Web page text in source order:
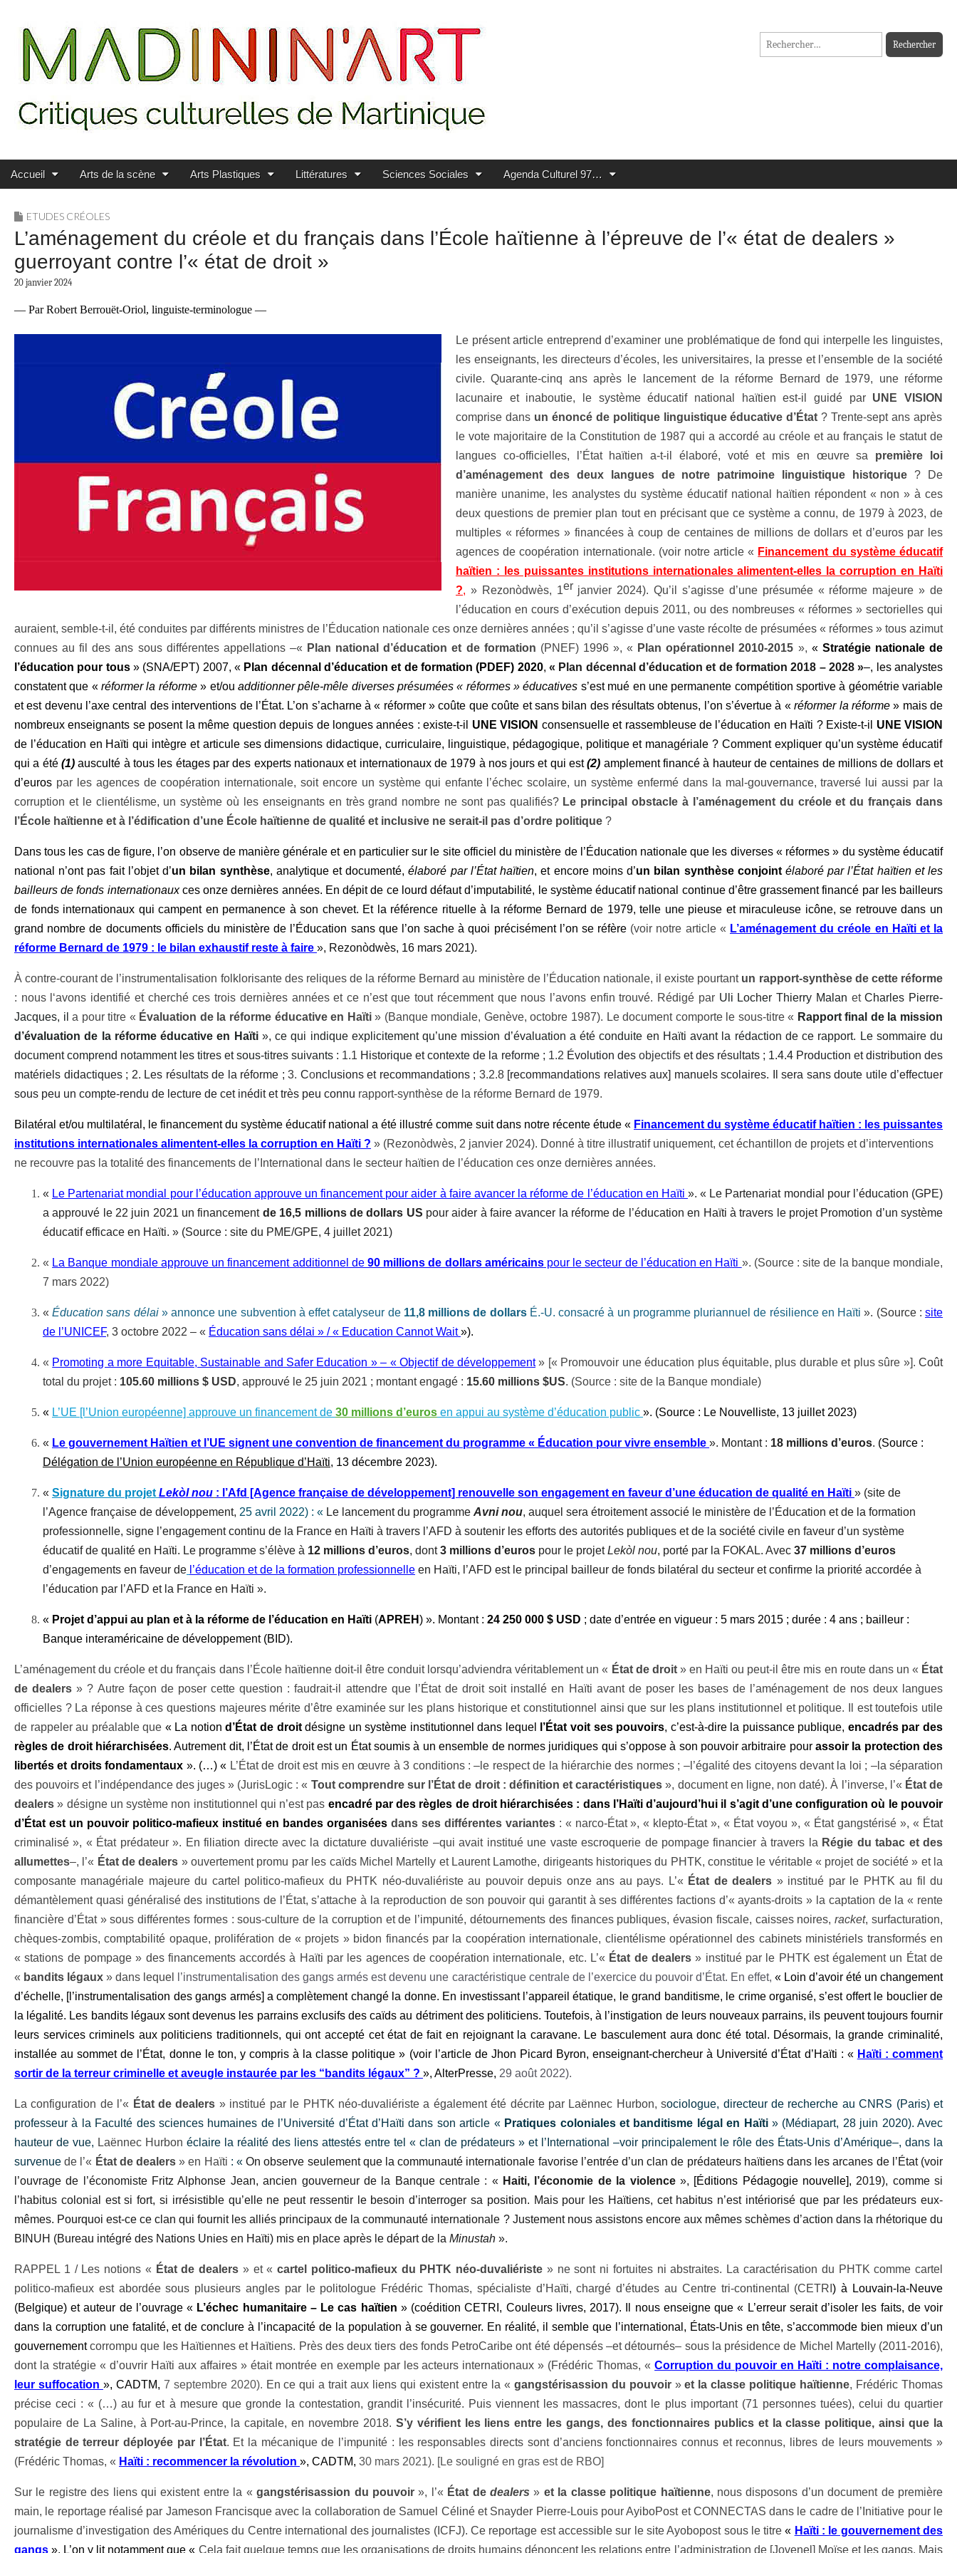
MADININ'ART
Rechercher :
Main menu
Skip to content
Accueil Arts de la scène Arts Plastiques Littératures Sciences Sociales Agenda Culturel 97…
ETUDES CRÉOLES
L’aménagement du créole et du français dans l’École haïtienne à l’épreuve de l’« état de dealers »
guerroyant contre l’« état de droit »
20 janvier 2024
— Par Robert Berrouët-Oriol, linguiste-terminologue —
Le présent article entreprend d’examiner une problématique de fond qui interpelle les linguistes,
les enseignants, les directeurs d’écoles, les universitaires, la presse et l’ensemble de la société
civile. Quarante-cinq ans après le lancement de la réforme Bernard de 1979, une réforme
lacunaire et inaboutie, le système éducatif national haïtien est-il guidé par UNE VISION
comprise dans un énoncé de politique linguistique éducative d’État ? Trente-sept ans après
le vote majoritaire de la Constitution de 1987 qui a accordé au créole et au français le statut de
langues co-officielles, l’État haïtien a-t-il élaboré, voté et mis en œuvre sa première loi
d’aménagement des deux langues de notre patrimoine linguistique historique ? De
manière unanime, les analystes du système éducatif national haïtien répondent « non » à ces
deux questions de premier plan tout en précisant que ce système a connu, de 1979 à 2023, de
multiples « réformes » financées à coup de centaines de millions de dollars et d’euros par les
agences de coopération internationale. (voir notre article « Financement du système éducatif
haïtien : les puissantes institutions internationales alimentent-elles la corruption en Haïti
?, » Rezonòdwès, 1er janvier 2024). Qu’il s’agisse d’une présumée « réforme majeure » de
l’éducation en cours d’exécution depuis 2011, ou des nombreuses « réformes » sectorielles qui
auraient, semble-t-il, été conduites par différents ministres de l’Éducation nationale ces onze dernières années ; qu’il s’agisse d’une vaste récolte de présumées « réformes » tous azimut
connues au fil des ans sous différentes appellations –« Plan national d’éducation et de formation (PNEF) 1996 », « Plan opérationnel 2010-2015 », « Stratégie nationale de
l’éducation pour tous» (SNA/EPT) 2007, « Plan décennal d’éducation et de formation (PDEF) 2020,« Plan décennal d’éducation et de formation 2018 – 2028 »–, les analystes
constatent que «réformer la réforme» et/ou additionner pêle-mêle diverses présumées « réformes » éducatives s’est mué en une permanente compétition sportive à géométrie variable
et est devenu l’axe central des interventions de l’État. L’on s’acharne à « réformer » coûte que coûte et sans bilan des résultats obtenus, l’on s’évertue à «réformer la réforme» mais de
nombreux enseignants se posent la même question depuis de longues années : existe-t-il UNE VISION consensuelle et rassembleuse de l’éducation en Haïti ? Existe-t-il UNE VISION
de l’éducation en Haïti qui intègre et articule ses dimensions didactique, curriculaire, linguistique, pédagogique, politique et managériale ? Comment expliquer qu’un système éducatif
qui a été (1)ausculté à tous les étages par des experts nationaux et internationaux de 1979 à nos jours et qui est(2) amplement financé à hauteur de centaines de millions de dollars et
d’euros par les agences de coopération internationale, soit encore un système qui enfante l’échec scolaire, un système enfermé dans la mal-gouvernance, traversé lui aussi par la
corruption et le clientélisme, un système où les enseignants en très grand nombre ne sont pas qualifiés? Le principal obstacle à l’aménagement du créole et du français dans
l’École haïtienne et à l’édification d’une École haïtienne de qualité et inclusive ne serait-il pas d’ordre politique ?
Dans tous les cas de figure, l’on observe de manière générale et en particulier sur le site officiel du ministère de l’Éducation nationale que les diverses « réformes » du système éducatif
national n’ont pas fait l’objet d’un bilan synthèse, analytique et documenté,élaboré par l’État haïtien, et encore moins d’un bilan synthèse conjoint élaboré par l’État haïtien et les
bailleurs de fonds internationauxces onze dernières années. En dépit de ce lourd défaut d’imputabilité, le système éducatif national continue d’être grassement financé par les bailleurs
de fonds internationaux qui campent en permanence à son chevet. Et la référence rituelle à la réforme Bernard de 1979, telle une pieuse et miraculeuse icône, se retrouve dans un
grand nombre de documents officiels du ministère de l’Éducation sans que l’on sache à quoi précisément l’on se réfère (voir notre article « L’aménagement du créole en Haïti et la
réforme Bernard de 1979 : le bilan exhaustif reste à faire », Rezonòdwès, 16 mars 2021).
À contre-courant de l’instrumentalisation folklorisante des reliques de la réforme Bernard au ministère de l’Éducation nationale, il existe pourtant un rapport-synthèse de cette réforme
: nous l‘avons identifié et cherché ces trois dernières années et ce n’est que tout récemment que nous l’avons enfin trouvé. Rédigé par Uli Locher Thierry Malan etCharles Pierre-
Jacques, ila pour titre « Évaluation de la réforme éducative en Haïti» (Banque mondiale, Genève, octobre 1987). Le document comporte le sous-titre « Rapport final de la mission
d’évaluation de la réforme éducative en Haïti », ce qui indique explicitement qu’une mission d’évaluation a été conduite en Haïti avant la rédaction de ce rapport. Le sommaire du
document comprend notamment les titres et sous-titres suivants : 1.1 Historique et contexte de la reforme ; 1.2 Évolution des objectifs et des résultats ; 1.4.4 Production et distribution des
matériels didactiques ; 2. Les résultats de la réforme ; 3. Conclusions et recommandations ; 3.2.8 [recommandations relatives aux] manuels scolaires. Il sera sans doute utile d’effectuer
sous peu un compte-rendu de lecture de cet inédit et très peu connu rapport-synthèse de la réforme Bernard de 1979.
Bilatéral et/ou multilatéral, le financement du système éducatif national a été illustré comme suit dans notre récente étude « Financement du système éducatif haïtien : les puissantes
institutions internationales alimentent-elles la corruption en Haïti ? » (Rezonòdwès, 2 janvier 2024). Donné à titre illustratif uniquement, cet échantillon de projets et d’interventions
ne recouvre pas la totalité des financements de l’International dans le secteur haïtien de l’éducation ces onze dernières années.
« Le Partenariat mondial pour l’éducation approuve un financement pour aider à faire avancer la réforme de l’éducation en Haïti ». « Le Partenariat mondial pour l’éducation (GPE)
a approuvé le 22 juin 2021 un financement de 16,5 millions de dollars US pour aider à faire avancer la réforme de l’éducation en Haïti à travers le projet Promotion d’un système
éducatif efficace en Haïti. » (Source : site du PME/GPE, 4 juillet 2021)
« La Banque mondiale approuve un financement additionnel de 90 millions de dollars américainspour le secteur de l’éducation en Haïti ». (Source : site de la banque mondiale,
7 mars 2022)
«Éducation sans délai» annonce une subvention à effet catalyseur de 11,8 millions de dollarsÉ.-U. consacré à un programme pluriannuel de résilience en Haïti». (Source :site
de l’UNICEF, 3 octobre 2022 – « Éducation sans délai » / « Education Cannot Wait»).
« Promoting a more Equitable, Sustainable and Safer Education » – « Objectif de développement » [« Promouvoir une éducation plus équitable, plus durable et plus sûre »].Coût
total du projet : 105.60 millions $ USD, approuvé le 25 juin 2021 ; montant engagé : 15.60 millions $US. (Source : site de la Banque mondiale)
« L’UE [l’Union européenne] approuve un financement de 30 millions d’euros en appui au système d’éducation public ». (Source : Le Nouvelliste, 13 juillet 2023)
« Le gouvernement Haïtien et l’UE signent une convention de financement du programme « Éducation pour vivre ensemble ». Montant : 18 millions d’euros. (Source :
Délégation de l’Union européenne en République d’Haïti, 13 décembre 2023).
« Signature du projet Lekòl nou : l’Afd [Agence française de développement] renouvelle son engagement en faveur d’une éducation de qualité en Haïti » (site de
l’Agence française de développement, 25 avril 2022) : « Le lancement du programme Avni nou, auquel sera étroitement associé le ministère de l’Éducation et de la formation
professionnelle, signe l’engagement continu de la France en Haïti à travers l’AFD à soutenir les efforts des autorités publiques et de la société civile en faveur d’un système
éducatif de qualité en Haïti. Le programme s’élève à 12 millions d’euros, dont3 millions d’euros pour le projetLekòl nou, porté par la FOKAL. Avec 37 millions d’euros
d’engagements en faveur de l’éducation et de la formation professionnelle en Haïti, l’AFD est le principal bailleur de fonds bilatéral du secteur et confirme la priorité accordée à
l’éducation par l’AFD et la France en Haïti ».
« Projet d’appui au plan et à la réforme de l’éducation en Haïti (APREH) ». Montant : 24 250 000 $ USD ; date d’entrée en vigueur : 5 mars 2015 ; durée : 4 ans ; bailleur :
Banque interaméricaine de développement (BID).
L’aménagement du créole et du français dans l’École haïtienne doit-il être conduit lorsqu’adviendra véritablement un « État de droit» en Haïti ou peut-il être mis en route dans un « État
de dealers » ? Autre façon de poser cette question : faudrait-il attendre que l’État de droit soit installé en Haïti avant de poser les bases de l’aménagement de nos deux langues
officielles ? La réponse à ces questions majeures mérite d’être examinée sur les plans historique et constitutionnel ainsi que sur les plans institutionnel et politique. Il est toutefois utile
de rappeler au préalable que « La notiond’État de droitdésigne un système institutionnel dans lequel l’État voit ses pouvoirs, c’est-à-dire la puissance publique, encadrés par des
règles de droit hiérarchisées. Autrement dit, l’État de droit est un État soumis à un ensemble de normes juridiques qui s’oppose à son pouvoir arbitraire pour assoir la protection des
libertés et droits fondamentaux ». (…) « L’État de droit est mis en œuvre à 3 conditions : –le respect de la hiérarchie des normes ; –l’égalité des citoyens devant la loi ; –la séparation
des pouvoirs et l’indépendance des juges » (JurisLogic : « Tout comprendre sur l’État de droit : définition et caractéristiques », document en ligne, non daté). À l’inverse, l’« État de
dealers » désigne un système non institutionnel qui n’est pas encadré par des règles de droit hiérarchisées : dans l’Haïti d’aujourd’hui il s’agit d’une configuration où le pouvoir
d’État est un pouvoir politico-mafieux institué en bandes organisées dans ses différentes variantes: « narco-État », « klepto-État », « État voyou », « État gangstérisé », « État
criminalisé », « État prédateur ». En filiation directe avec la dictature duvaliériste –qui avait institué une vaste escroquerie de pompage financier à travers la Régie du tabac et des
allumettes–, l’« État de dealers »ouvertement promu par les caïds Michel Martelly et Laurent Lamothe, dirigeants historiques du PHTK, constitue le véritable « projet de société » et la
composante managériale majeure du cartel politico-mafieux du PHTK néo-duvaliériste au pouvoir depuis onze ans au pays.
L’« État de dealers » institué par le PHTK au fil du
démantèlement quasi généralisé des institutions de l’État, s’attache à la reproduction de son pouvoir qui garantit à ses différentes factions d’« ayants-droits » la captation de la « rente
financière d’État » sous différentes formes : sous-culture de la corruption et de l’impunité, détournements des finances publiques, évasion fiscale, caisses noires,racket, surfacturation,
chèques-zombis, comptabilité opaque, prolifération de « projets » bidon financés par la coopération internationale, clientélisme opérationnel des cabinets ministériels transformés en
« stations de pompage » des financements accordés à Haïti par les agences de coopération internationale, etc. L’« État de dealers » institué par le PHTK est également un État de
« bandits légaux » dans lequel l’instrumentalisation des gangs armés est devenu une caractéristique centrale de l’exercice du pouvoir d’État. En effet, « Loin d’avoir été un changement
d’échelle, [l’instrumentalisation des gangs armés] a complètement changé la donne. En investissant l’appareil étatique, le grand banditisme, le crime organisé, s’est offert le bouclier de
la légalité. Les bandits légaux sont devenus les parrains exclusifs des caïds au détriment des politiciens. Toutefois, à l’instigation de leurs nouveaux parrains, ils peuvent toujours fournir
leurs services criminels aux politiciens traditionnels, qui ont accepté cet état de fait en rejoignant la caravane. Le basculement aura donc été total. Désormais, la grande criminalité,
installée au sommet de l’État, donne le ton, y compris à la classe politique » (voir l’article de Jhon Picard Byron, enseignant-chercheur à Université d’État d’Haïti : « Haïti : comment
sortir de la terreur criminelle et aveugle instaurée par les “bandits légaux” ? », AlterPresse, 29 août 2022).
La configuration de l’« État de dealers » institué par le PHTK néo-duvaliériste a également été décrite par Laënnec Hurbon, sociologue, directeur de recherche au CNRS (Paris) et
professeur à la Faculté des sciences humaines de l’Université d’État d’Haïti dans son article « Pratiques coloniales et banditisme légal en Haïti» (Médiapart, 28 juin 2020). Avec
hauteur de vue, Laënnec Hurbon éclaire la réalité des liens attestés entre tel « clan de prédateurs » et l’International –voir principalement le rôle des États-Unis d’Amérique–, dans la
survenuede l’« État de dealers » en Haïti : «On observe seulement que la communauté internationale favorise l’entrée d’un clan de prédateurs haïtiens dans les arcanes de l’État (voir
l’ouvrage de l’économiste Fritz Alphonse Jean, ancien gouverneur de la Banque centrale : « Haiti, l’économie de la violence », [Éditions Pédagogie nouvelle], 2019), comme si
l’habitus colonial est si fort, si irrésistible qu’elle ne peut ressentir le besoin d’interroger sa position. Mais pour les Haïtiens, cet habitus n’est intériorisé que par les prédateurs eux-
mêmes. Pourquoi est-ce ce clan qui fournit les alliés principaux de la communauté internationale ? Justement nous assistons encore aux mêmes schèmes d’action dans la rhétorique du
BINUH (Bureau intégré des Nations Unies en Haïti) mis en place après le départ de la Minustah ».
RAPPEL 1 / Les notions « État de dealers » et «cartel politico-mafieux du PHTK néo-duvaliériste » ne sont ni fortuites ni abstraites. La caractérisation du PHTK comme cartel
politico-mafieux est abordée sous plusieurs angles par le politologue Frédéric Thomas, spécialiste d’Haïti, chargé d’études au Centre tri-continental (CETRI) à Louvain-la-Neuve
(Belgique) et auteur de l’ouvrage « L’échec humanitaire – Le cas haïtien » (coédition CETRI, Couleurs livres, 2017). Il nous enseigne que « L’erreur serait d’isoler les faits, de voir
dans la corruption une fatalité, et de conclure à l’incapacité de la population à se gouverner. En réalité, il semble que l’international, États-Unis en tête, s’accommode bien mieux d’un
gouvernementcorrompu que les Haïtiennes et Haïtiens. Près des deux tiers des fonds PetroCaribe ont été dépensés –et détournés– sous la présidence de Michel Martelly (2011-2016),
dont la stratégie « d’ouvrir Haïti aux affaires » était montrée en exemple par les acteurs internationaux » (Frédéric Thomas, «Corruption du pouvoir en Haïti : notre complaisance,
leur suffocation », CADTM, 7 septembre 2020). En ce qui a trait aux liens qui existent entre la « gangstérisassion du pouvoir»et la classe politique haïtienne, Frédéric Thomas
précise ceci : « (…) au fur et à mesure que gronde la contestation, grandit l’insécurité. Puis viennent les massacres, dont le plus important (71 personnes tuées), celui du quartier
populaire de La Saline, à Port-au-Prince, la capitale, en novembre 2018. S’y vérifient les liens entre les gangs, des fonctionnaires publics et la classe politique, ainsi que la
stratégie de terreur déployée par l’État. Et la mécanique de l’impunité : les responsables directs sont d’anciens fonctionnaires connus et reconnus, libres de leurs mouvements »
(Frédéric Thomas, « Haïti : recommencer la révolution », CADTM, 30 mars 2021). [Le souligné en gras est de RBO]
Sur le registre des liens qui existent entre la «gangstérisassion du pouvoir», l’« État dedealers » et la classe politique haïtienne, nous disposons d’un document de première
main, le reportage réalisé par Jameson Francisque avec la collaboration de Samuel Céliné et Snayder Pierre-Louis pour AyiboPost et CONNECTAS dans le cadre de l’Initiative pour le
journalisme d’investigation des Amériques du Centre international des journalistes (ICFJ). Ce reportage est accessible sur le site Ayobopost sous le titre« Haïti : le gouvernement des
gangs ». L’on y lit notamment que « Cela fait quelque temps que les organisations de droits humains dénoncent les relations entre l’administration de [Jovenel] Moïse et les gangs. Mais